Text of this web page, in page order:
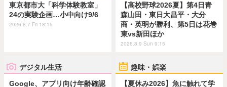
東京都市大「科学体験教室」
24の実験企画…小中向け9/6
2026.8.7 Fri 18:15
【高校野球2026夏】第4日青
森山田・東日大昌平・大分
商・英明が勝利、第5日は花巻
東vs新田ほか
2026.8.9 Sun 9:15
デジタル生活
Google、アプリ向け年齢確認
趣味・娯楽
【夏休み2026】魚に触れて学